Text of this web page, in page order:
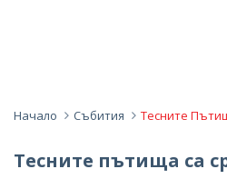
Начало Събития Тесните
Тесните пътища са